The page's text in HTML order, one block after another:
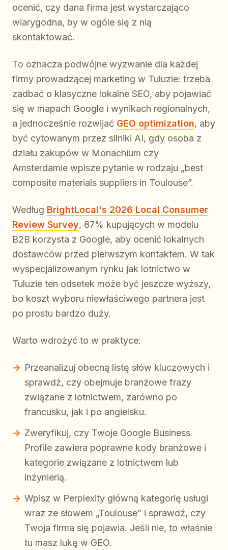
ocenić, czy dana firma jest wystarczająco
wiarygodna, by w ogóle się z nią
skontaktować.
To oznacza podwójne wyzwanie dla każdej
firmy prowadzącej marketing w Tuluzie: trzeba
zadbać o klasyczne lokalne SEO, aby pojawiać
się w mapach Google i wynikach regionalnych,
a jednocześnie rozwijać GEO optimization, aby
być cytowanym przez silniki AI, gdy osoba z
działu zakupów w Monachium czy
Amsterdamie wpisze pytanie w rodzaju „best
composite materials suppliers in Toulouse”.
Według BrightLocal's 2026 Local Consumer
Review Survey, 87% kupujących w modelu
B2B korzysta z Google, aby ocenić lokalnych
dostawców przed pierwszym kontaktem. W tak
wyspecjalizowanym rynku jak lotnictwo w
Tuluzie ten odsetek może być jeszcze wyższy,
bo koszt wyboru niewłaściwego partnera jest
po prostu bardzo duży.
Warto wdrożyć to w praktyce:
Przeanalizuj obecną listę słów kluczowych i
sprawdź, czy obejmuje branżowe frazy
związane z lotnictwem, zarówno po
francusku, jak i po angielsku.
Zweryfikuj, czy Twoje Google Business
Profile zawiera poprawne kody branżowe i
kategorie związane z lotnictwem lub
inżynierią.
Wpisz w Perplexity główną kategorię usługi
wraz ze słowem „Toulouse” i sprawdź, czy
Twoja firma się pojawia. Jeśli nie, to właśnie
tu masz lukę w GEO.